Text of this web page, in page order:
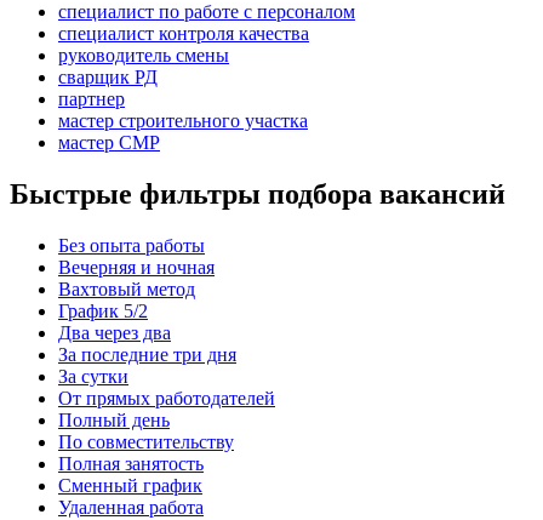
специалист по работе с персоналом
специалист контроля качества
руководитель смены
сварщик РД
партнер
мастер строительного участка
мастер СМР
Быстрые фильтры подбора вакансий
Без опыта работы
Вечерняя и ночная
Вахтовый метод
График 5/2
Два через два
За последние три дня
За сутки
От прямых работодателей
Полный день
По совместительству
Полная занятость
Сменный график
Удаленная работа